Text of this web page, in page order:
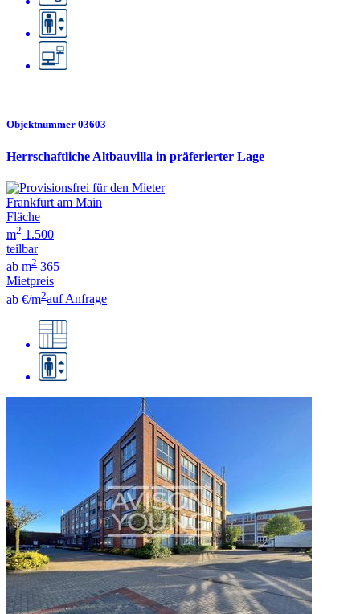
Objektnummer 03603
Herrschaftliche Altbauvilla in präferierter Lage
Frankfurt am Main
Fläche
m2 1.500
teilbar
ab m2 365
Mietpreis
ab €/m2auf Anfrage